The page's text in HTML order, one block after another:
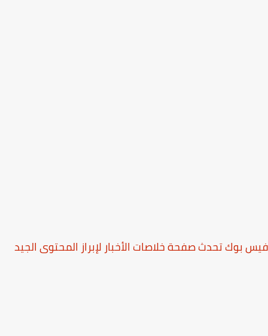
بوك تحدث صفحة خلاصات الأخبار لإبراز المحتوى الجيد